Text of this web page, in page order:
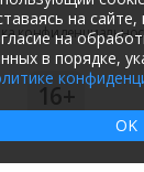
16+
на сайте,
на
в порядке,
OK